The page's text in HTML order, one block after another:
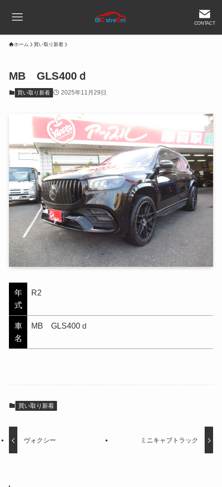
CONTACT
ホーム 買い取り新着
MB GLS400ｄ
買い取り新着 2025年11月29日
年
式
R2
車
名
MB GLS400ｄ
買い取り新着
ヴォクシー ミニキャブトラック